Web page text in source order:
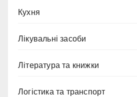
Кухня
Лікувальні засоби
Література та книжки
Логістика та транспорт